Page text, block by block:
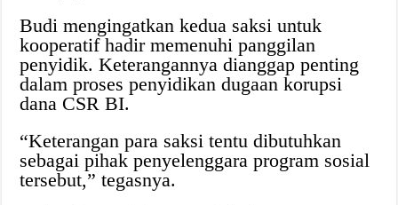
Budi mengingatkan kedua saksi untuk
kooperatif hadir memenuhi panggilan
penyidik. Keterangannya dianggap penting
dalam proses penyidikan dugaan korupsi
dana CSR BI.
“Keterangan para saksi tentu dibutuhkan
sebagai pihak penyelenggara program sosial
tersebut,” tegasnya.